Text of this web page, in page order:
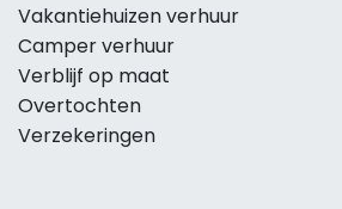
Vakantiehuizen verhuur
Camper verhuur
Verblijf op maat
Overtochten
Verzekeringen